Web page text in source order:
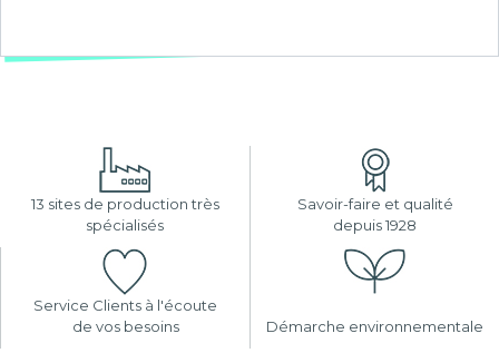
13 sites de production très
spécialisés
Savoir-faire et qualité
depuis 1928
Service Clients à l'écoute
de vos besoins
Démarche environnementale